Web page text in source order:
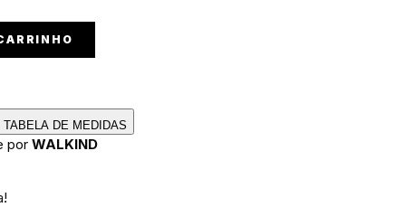
TABELA DE MEDIDAS
por WALKIND